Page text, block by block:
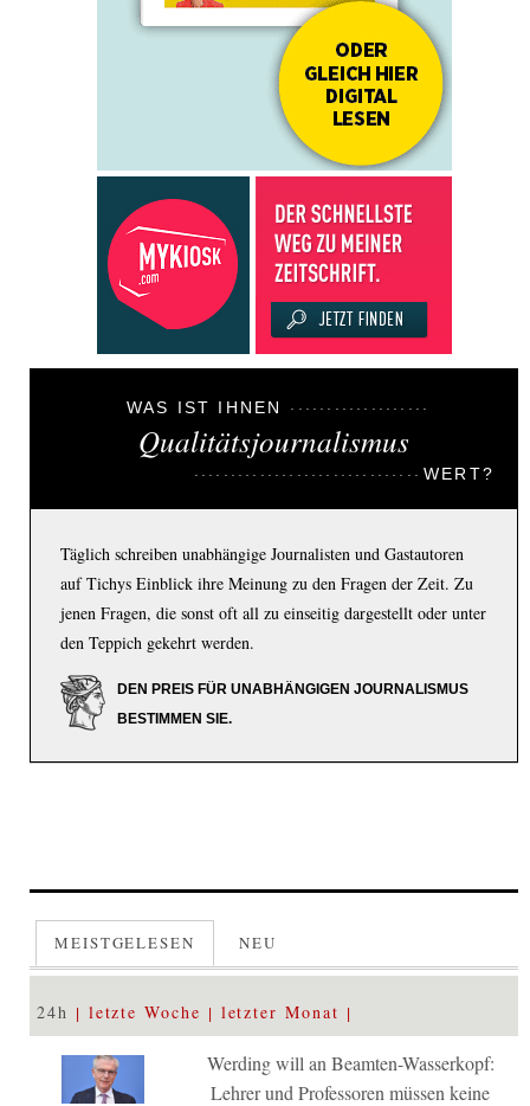
WAS IST IHNEN
Qualitätsjournalismus
WERT?
Täglich schreiben unabhängige Journalisten und Gastautoren
auf Tichys Einblick ihre Meinung zu den Fragen der Zeit. Zu
jenen Fragen, die sonst oft all zu einseitig dargestellt oder unter
den Teppich gekehrt werden.
DEN PREIS FÜR UNABHÄNGIGEN JOURNALISMUS
BESTIMMEN SIE.
MEISTGELESEN NEU
24h letzte Woche letzter Monat
Werding will an Beamten-Wasserkopf:
Lehrer und Professoren müssen keine